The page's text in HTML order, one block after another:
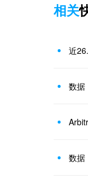
相关
近
数据
数据